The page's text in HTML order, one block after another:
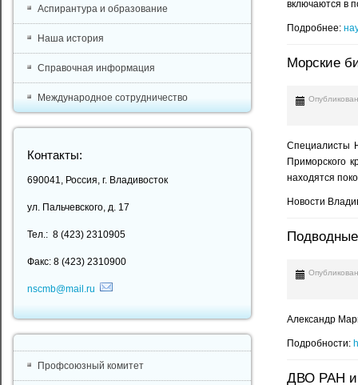
включаются в
Подробнее:
Морские
Специалисты
Приморского
находятся
Новости
Александр
Подробности:
ДВО РАН и
Аспирантура и образование
Наша история
Справочная информация
Международное сотрудничество
Контакты:
690041, Россия, г. Владивосток
ул. Пальчевского, д. 17
Тел.: 8 (423) 2310905
Факс: 8 (423) 2310900
nscmb@mail.ru
Профсоюзный комитет